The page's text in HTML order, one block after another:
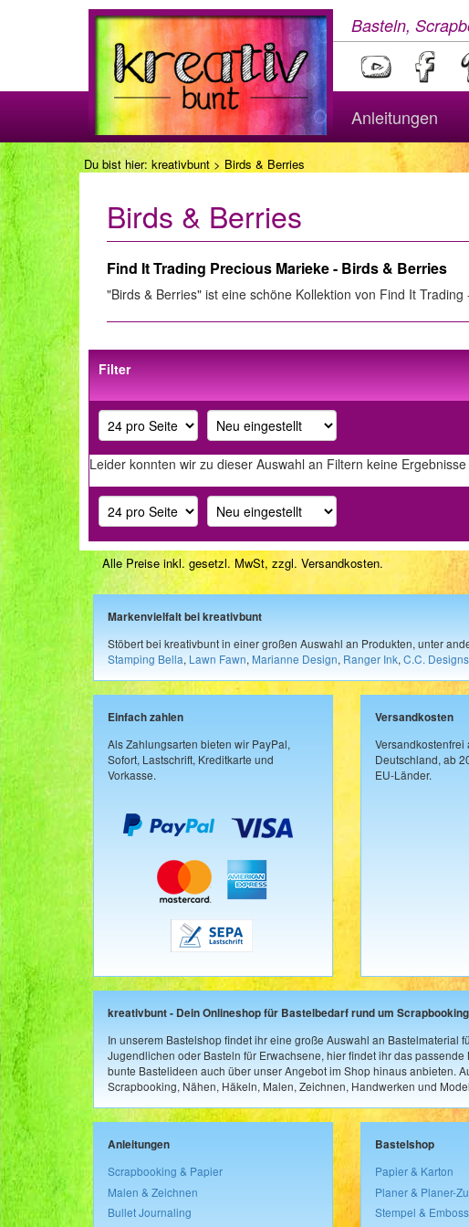
Basteln,
Anleitungen
Du bist hier: kreativbunt > Birds & Berries
Birds & Berries
Find It Trading Precious Marieke - Birds & Berries
"Birds & Berries" ist eine schöne Kollektion von Find It
Filter
Leider konnten wir zu dieser Auswahl an Filtern keine
Alle Preise inkl. gesetzl. MwSt, zzgl. Versandkosten.
Markenvielfalt bei kreativbunt
Stöbert bei kreativbunt in einer großen Auswahl an Produkten, unter
Stamping Bella, Lawn Fawn, Marianne Design, Ranger Ink, C.C.
Einfach zahlen
Als Zahlungsarten bieten wir PayPal,
Sofort, Lastschrift, Kreditkarte und
Vorkasse.
Versandkosten
Versandkostenfrei
Deutschland, ab
EU-Länder.
kreativbunt - Dein Onlineshop für Bastelbedarf rund um
In unserem Bastelshop findet ihr eine große Auswahl an Bastelmaterial
Jugendlichen oder Basteln für Erwachsene, hier findet ihr das
bunte Bastelideen auch über unser Angebot im Shop hinaus anbieten.
Scrapbooking, Nähen, Häkeln, Malen, Zeichnen, Handwerken und
Anleitungen
Scrapbooking & Papier
Malen & Zeichnen
Bullet Journaling
Bastelshop
Papier & Karton
Planer & Planer-
Stempel &